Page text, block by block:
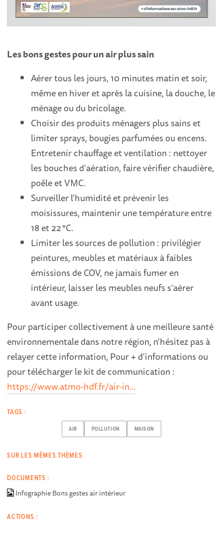
Les bons gestes pour un air plus sain
Aérer tous les jours, 10 minutes matin et soir,
même en hiver et après la cuisine, la douche, le
ménage ou du bricolage.
Choisir des produits ménagers plus sains et
limiter sprays, bougies parfumées ou encens.
Entretenir chauffage et ventilation : nettoyer
les bouches d’aération, faire vérifier chaudière,
poêle et VMC.
Surveiller l’humidité et prévenir les
moisissures, maintenir une température entre
18 et 22 °C.
Limiter les sources de pollution : privilégier
peintures, meubles et matériaux à faibles
émissions de COV, ne jamais fumer en
intérieur, laisser les meubles neufs s’aérer
avant usage.
Pour participer collectivement à une meilleure santé
environnementale dans notre région, n'hésitez pas à
relayer cette information, Pour + d'informations ou
pour télécharger le kit de communication :
https://www.atmo-hdf.fr/air-in...
TAGS :
AIR POLLUTION MAISON
SUR LES MÊMES THÈMES
DOCUMENTS :
Infographie Bons gestes air intérieur
ACTIONS :